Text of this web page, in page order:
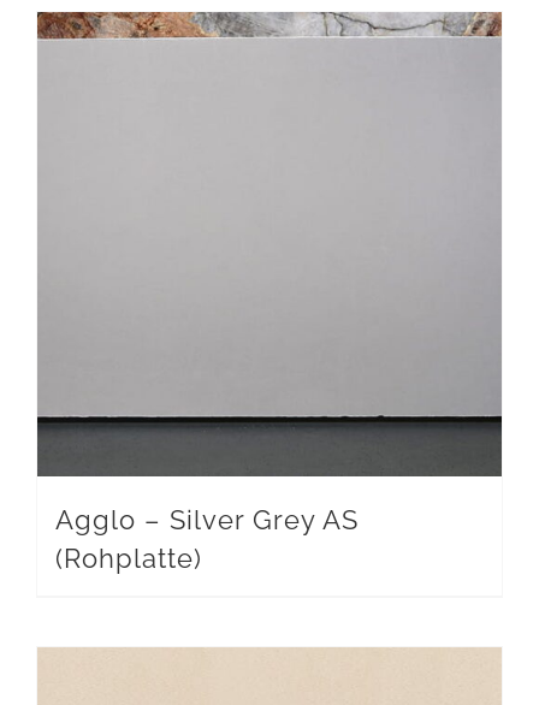
Agglo – Silver Grey AS
(Rohplatte)